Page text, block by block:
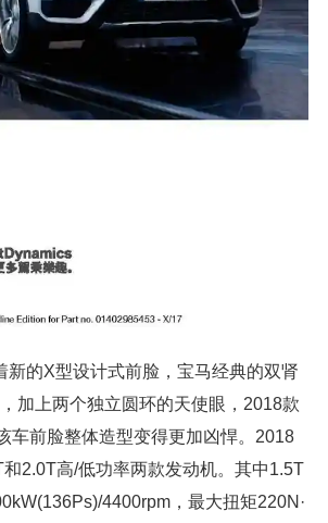
新的X型设计式前脸，宝马经典的双肾
加上两个独立圆环的天使眼，2018款
车前脸整体造型变得更加凶悍。2018
2.0T高/低功率两款发动机。其中1.5T
4400rpm，最大扭矩220N·